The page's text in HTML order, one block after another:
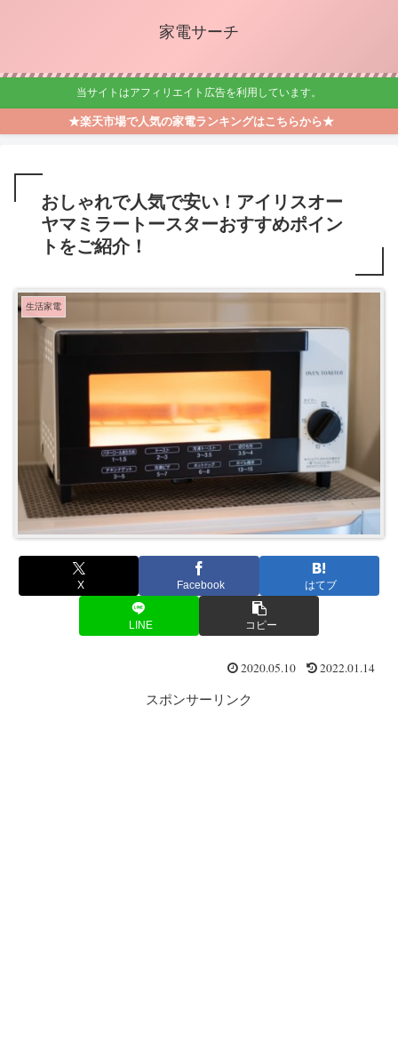
家電サーチ
当サイトはアフィリエイト広告を利用しています。
★楽天市場で人気の家電ランキングはこちらから★
おしゃれで人気で安い！アイリスオー
ヤマミラートースターおすすめポイン
トをご紹介！
生活家電
X Facebook はてブ
LINE コピー
2020.05.10 2022.01.14
スポンサーリンク